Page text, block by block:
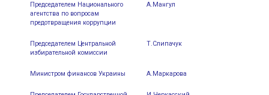
Председателем Национального
агентства по вопросам
предотвращения коррупции
А.Мангул
Председателем Центральной
избирательной комиссии
Т.Слипачук
Министром финансов Украины А.Маркарова